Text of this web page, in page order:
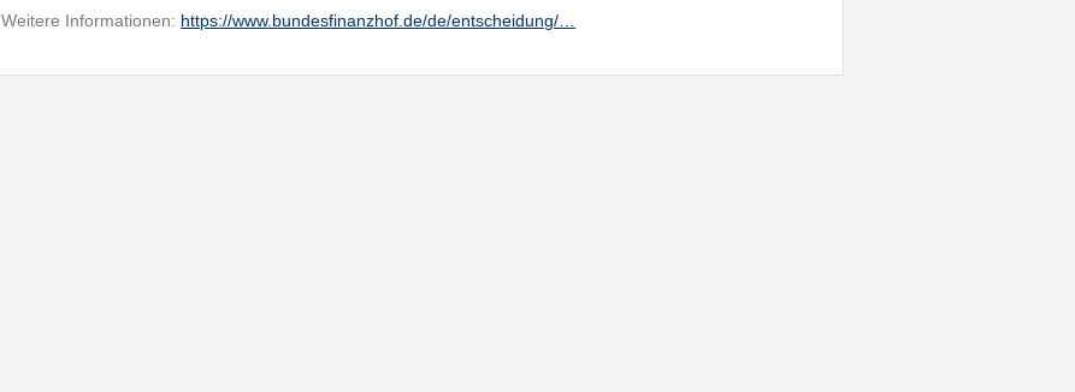
Weitere Informationen: https://www.bundesfinanzhof.de/de/entscheidung/…